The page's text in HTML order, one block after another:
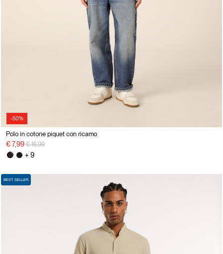
-50%
Polo in cotone piquet con ricamo
€ 7,99 Price reduced from
€ 15,99to
+ 9
BEST SELLER